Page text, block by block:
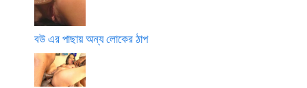
বউ এর পাছায় অন্য লোকের ঠাপ